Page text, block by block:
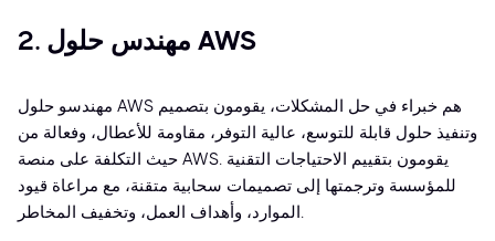
2. مهندس حلول AWS
مهندسو حلول AWS هم خبراء في حل المشكلات، يقومون بتصميم
وتنفيذ حلول قابلة للتوسع، عالية التوفر، مقاومة للأعطال، وفعالة من
حيث التكلفة على منصة AWS. يقومون بتقييم الاحتياجات التقنية
للمؤسسة وترجمتها إلى تصميمات سحابية متقنة، مع مراعاة قيود
الموارد، وأهداف العمل، وتخفيف المخاطر.